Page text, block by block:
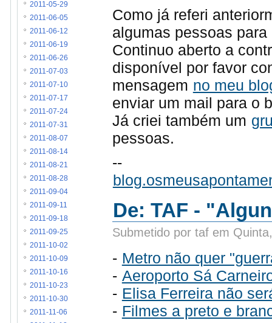
Como já referi
algumas pessoas
Continuo aberto a
disponível por favor
mensagem no meu
enviar um mail para o
Já criei também um
pessoas.
--
De: TAF -
Submetido por taf em
- Metro não quer
- Aeroporto Sá
- Elisa Ferreira não
- Filmes a preto e
2011-05-29
2011-06-05
2011-06-12
2011-06-19
2011-06-26
2011-07-03
2011-07-10
2011-07-17
2011-07-24
2011-07-31
2011-08-07
2011-08-14
2011-08-21
2011-08-28
2011-09-04
2011-09-11
2011-09-18
2011-09-25
2011-10-02
2011-10-09
2011-10-16
2011-10-23
2011-10-30
2011-11-06